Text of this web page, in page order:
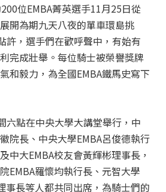
位EMBA菁英選手11月25日從
開為期九天八夜的單車環島挑
許，選手們在歡呼聲中，有始有
完成壯舉。每位騎士被榮譽獎牌
和毅力，為全國EMBA鐵馬史寫下
六點在中央大學大講堂舉行，中
院長、中央大學EMBA呂俊德執行
中大EMBA校友會黃輝彬理事長，
EMBA羅懷均執行長、元智大學
事長等人都共同出席，為騎士們的